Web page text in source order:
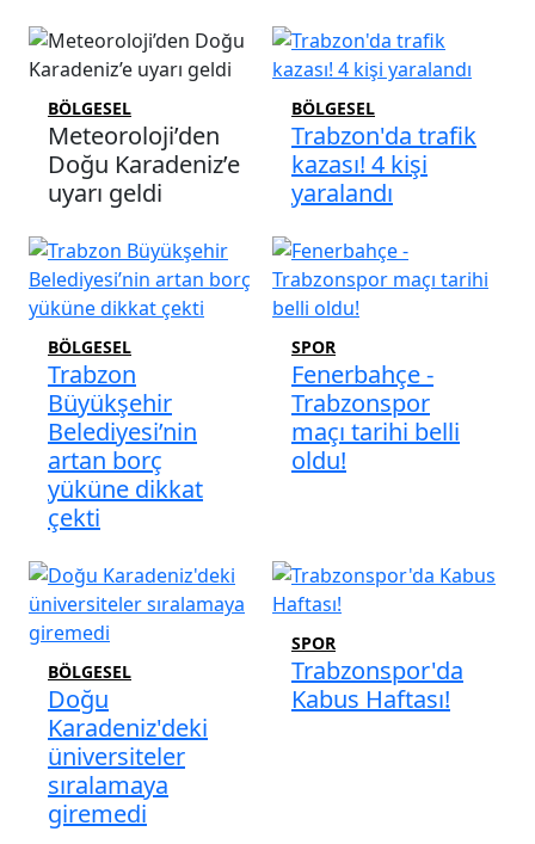
BÖLGESEL
Meteoroloji’den
Doğu Karadeniz’e
uyarı geldi
BÖLGESEL
Trabzon'da trafik
kazası! 4 kişi
yaralandı
BÖLGESEL
Trabzon
Büyükşehir
Belediyesi’nin
artan borç
yüküne dikkat
çekti
SPOR
Fenerbahçe -
Trabzonspor
maçı tarihi belli
oldu!
BÖLGESEL
Doğu
Karadeniz'deki
üniversiteler
sıralamaya
giremedi
SPOR
Trabzonspor'da
Kabus Haftası!